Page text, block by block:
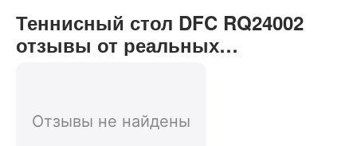
Теннисный стол DFC RQ24002
отзывы от реальных
Отзывы не найдены